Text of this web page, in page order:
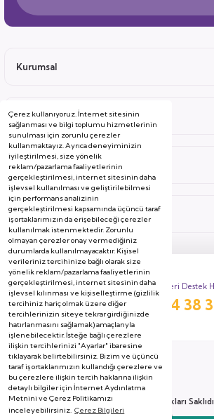
Çerez kullanıyoruz. İnternet sitesinin
sağlanması ve bilgi toplumu hizmetlerinin
sunulması için zorunlu çerezler
kullanmaktayız. Ayrıca deneyiminizin
iyileştirilmesi, size yönelik
reklam/pazarlama faaliyetlerinin
gerçekleştirilmesi, internet sitesinin daha
işlevsel kullanılması ve geliştirilebilmesi
için performans analizinin
gerçekleştirilmesi kapsamında üçüncü taraf
iş ortaklarımızın da erişebileceği çerezler
kullanılmak istenmektedir. Zorunlu
olmayan çerezler onay vermediğiniz
durumlarda kullanılmayacaktır. Kişisel
verileriniz tercihinize bağlı olarak size
yönelik reklam/pazarlama faaliyetlerinin
gerçekleştirilmesi, internet sitesinin daha
işlevsel kılınması ve kişiselleştirme (gizlilik
tercihiniz hariç olmak üzere diğer
tercihlerinizin siteye tekrar girdiğinizde
hatırlanmasını sağlamak) amaçlarıyla
işlenebilecektir. İsteğe bağlı çerezlere
ilişkin tercihlerinizi "Ayarlar" ibaresine
tıklayarak belirtebilirsiniz. Bizim ve üçüncü
taraf iş ortaklarımızın kullandığı çerezlere ve
bu çerezlere ilişkin tercih haklarına ilişkin
detaylı bilgiler için İnternet Aydınlatma
Metnini ve Çerez Politikamızı
inceleyebilirsiniz. Çerez Bilgileri
Kurumsal
Satış Sonrası
Hizmetler
Kategoriler
2026 Copyright, Tüm Hakları
Müşteri Destek
444 38